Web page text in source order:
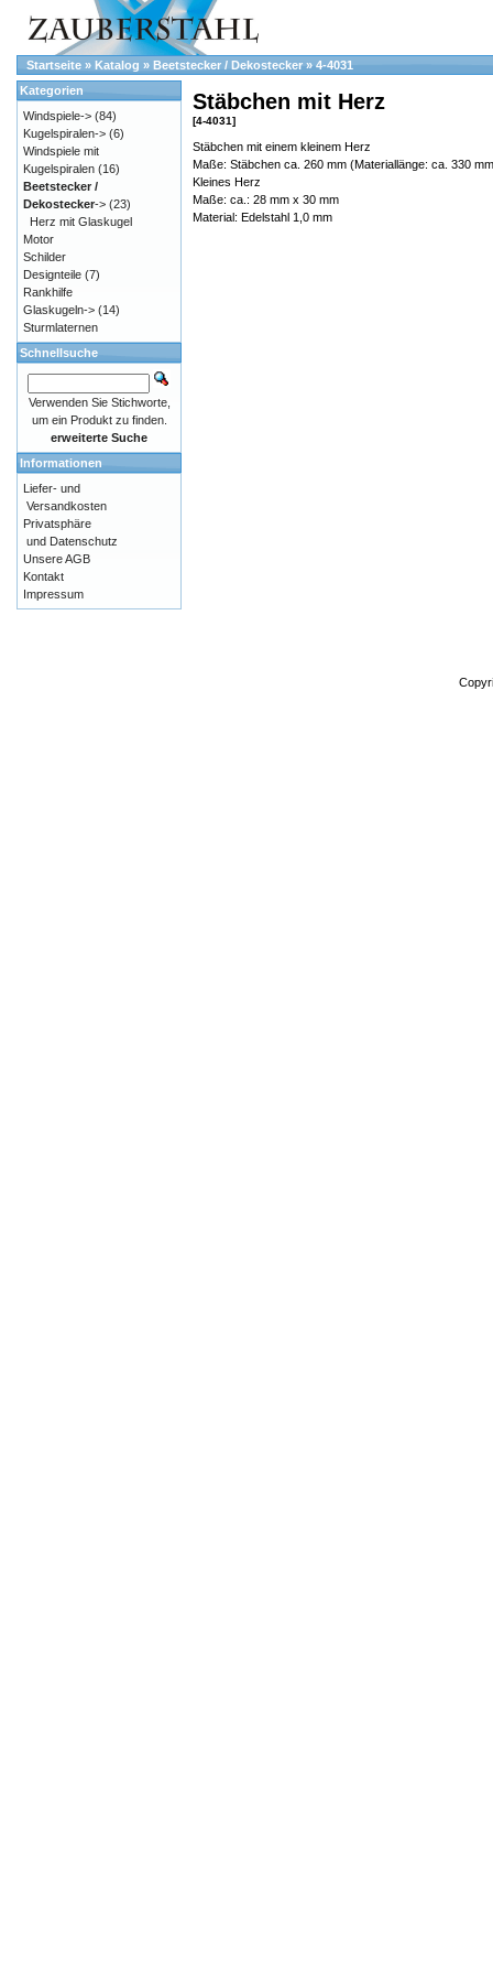
Startseite » Katalog » Beetstecker / Dekostecker» 4-4031
Stäbchen mit Herz
[4-4031]
Stäbchen mit einem kleinem Herz
Maße: Stäbchen ca. 260 mm (Materiallänge: ca. 330
Kleines Herz
Maße: ca.: 28 mm x 30 mm
Material: Edelstahl 1,0 mm
Kategorien
Windspiele-> (84)
Kugelspiralen-> (6)
Windspiele mit
Kugelspiralen (16)
Beetstecker /
Dekostecker-> (23)
Herz mit Glaskugel
Motor
Schilder
Designteile (7)
Rankhilfe
Glaskugeln-> (14)
Sturmlaternen
Schnellsuche
Verwenden Sie Stichworte,
um ein Produkt zu finden.
erweiterte Suche
Informationen
Liefer- und
Versandkosten
Privatsphäre
und Datenschutz
Unsere AGB
Kontakt
Impressum